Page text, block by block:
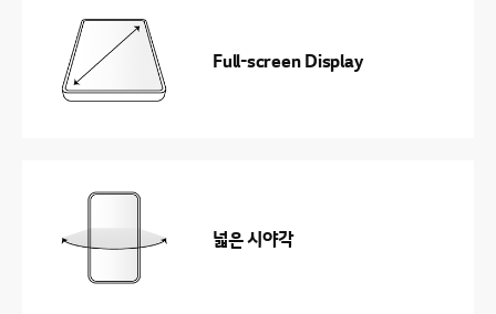
Full-screen Display
넓은 시야각